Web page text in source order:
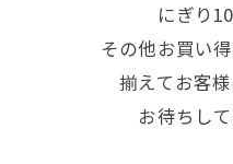
にぎり10
その他お買い
揃えてお客
お待ちして